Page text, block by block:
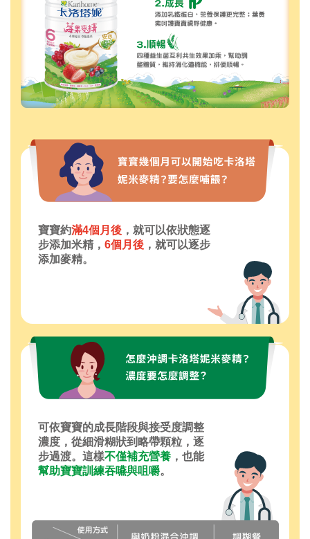
寶寶約滿4個月後 ，就可以依狀態逐
步添加米精， 6個月後 ，就可以逐步
添加麥精。
可依寶寶的成長階段與接受度調整
濃度，從細滑糊狀到略帶顆粒，逐
步過渡。這樣不僅補充營養 ，也能
幫助寶寶訓練吞嚥與咀嚼。